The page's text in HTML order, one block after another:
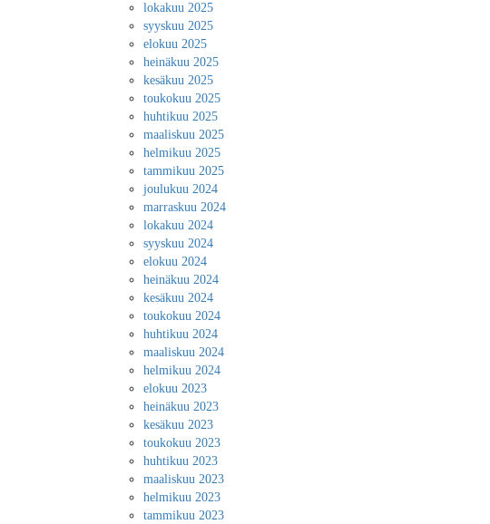
lokakuu 2025
syyskuu 2025
elokuu 2025
heinäkuu 2025
kesäkuu 2025
toukokuu 2025
huhtikuu 2025
maaliskuu 2025
helmikuu 2025
tammikuu 2025
joulukuu 2024
marraskuu 2024
lokakuu 2024
syyskuu 2024
elokuu 2024
heinäkuu 2024
kesäkuu 2024
toukokuu 2024
huhtikuu 2024
maaliskuu 2024
helmikuu 2024
elokuu 2023
heinäkuu 2023
kesäkuu 2023
toukokuu 2023
huhtikuu 2023
maaliskuu 2023
helmikuu 2023
tammikuu 2023